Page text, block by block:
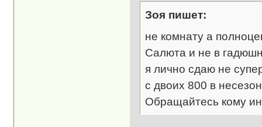
Зоя пишет:
не комнату а
Салюта и не в
я лично сдаю не
с двоих 800 в
Обращайтесь кому